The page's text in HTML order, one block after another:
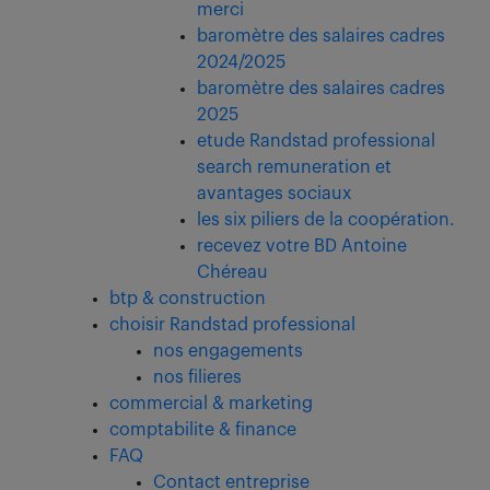
merci
baromètre des salaires cadres
2024/2025
baromètre des salaires cadres
2025
etude Randstad professional
search remuneration et
avantages sociaux
les six piliers de la coopération.
recevez votre BD Antoine
Chéreau
btp & construction
choisir Randstad professional
nos engagements
nos filieres
commercial & marketing
comptabilite & finance
FAQ
Contact entreprise